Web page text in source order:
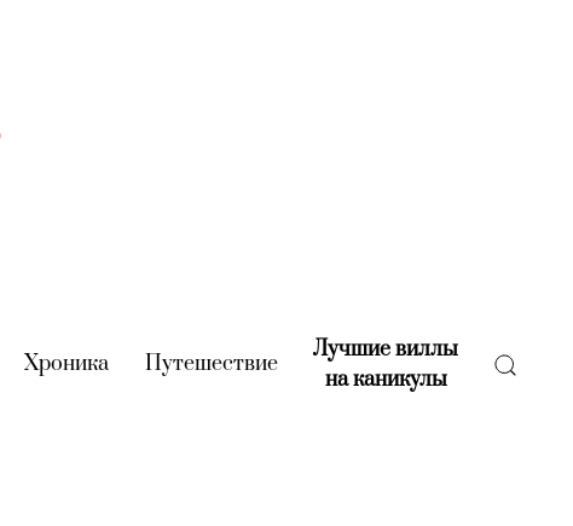
(current)
Хроника (current)
Путешествие(current)
Лучшие виллы
на каникулы(current)